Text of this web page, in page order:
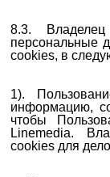
8.3.
персональные
cookies, в
1).
информацию,
чтобы
Linemedia.
cookies для